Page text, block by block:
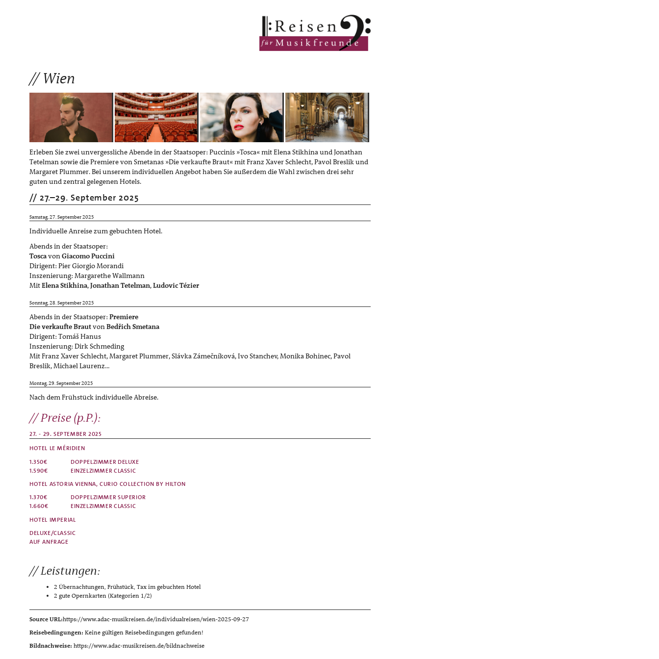
Wien
Erleben Sie zwei unvergessliche Abende in der Staatsoper: Puccinis »Tosca« mit Elena Stikhina und Jonathan
Tetelman sowie die Premiere von Smetanas »Die verkaufte Braut« mit Franz Xaver Schlecht, Pavol Breslik und
Margaret Plummer. Bei unserem individuellen Angebot haben Sie außerdem die Wahl zwischen drei sehr
guten und zentral gelegenen Hotels.
27.–29. September 2025
Samstag, 27. September 2025
Individuelle Anreise zum gebuchten Hotel.
Abends in der Staatsoper:
ToscavonGiacomo Puccini
Dirigent: Pier Giorgio Morandi
Inszenierung: Margarethe Wallmann
MitElena Stikhina,Jonathan Tetelman,Ludovic Tézier
Sonntag, 28. September 2025
Abends in der Staatsoper: Premiere
Die verkaufte BrautvonBedřich Smetana
Dirigent: Tomáš Hanus
Inszenierung: Dirk Schmeding
Mit Franz Xaver Schlecht, Margaret Plummer, Slávka Zámečníková, Ivo Stanchev, Monika Bohinec, Pavol
Breslik, Michael Laurenz…
Montag, 29. September 2025
Nach dem Frühstück individuelle Abreise.
Preise (p.P.):
27. - 29. SEPTEMBER 2025
HOTEL LE MÉRIDIEN
1.350€
DOPPELZIMMER DELUXE
1.590€
EINZELZIMMERCLASSIC
HOTEL ASTORIA VIENNA, CURIO COLLECTION BY HILTON
1.370€
DOPPELZIMMERSUPERIOR
1.660€
EINZELZIMMERCLASSIC
HOTEL IMPERIAL
DELUXE/CLASSIC
AUF ANFRAGE
Leistungen:
2 Übernachtungen, Frühstück, Tax im gebuchten Hotel
2 gute Opernkarten (Kategorien 1/2)
Source URL:https://www.adac-musikreisen.de/individualreisen/wien-2025-09-27
Reisebedingungen: Keine gültigen Reisebedingungen gefunden!
Bildnachweise: https://www.adac-musikreisen.de/bildnachweise